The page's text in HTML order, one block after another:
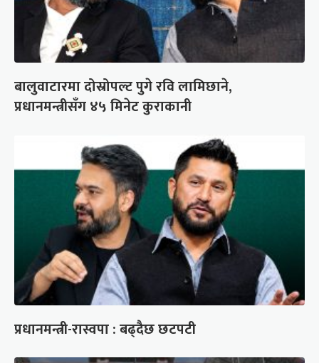
बालुवाटारमा दोस्रोपल्ट पुगे रवि लामिछाने,
प्रधानमन्त्रीसँग ४५ मिनेट कुराकानी
प्रधानमन्त्री-रास्वपा : बढ्दैछ छटपटी